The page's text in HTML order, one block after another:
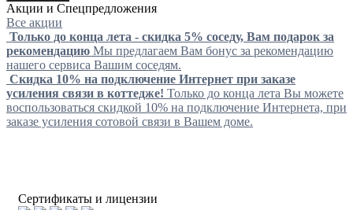
Акции и Спецпредложения
Все акции
Только до конца лета - скидка 5% соседу, Вам подарок за
рекомендацию Мы предлагаем Вам бонус за рекомендацию
нашего сервиса Вашим соседям.
Скидка 10% на подключение Интернет при заказе
усиления связи в коттедже! Только до конца лета Вы можете
воспользоваться скидкой 10% на подключение Интернета, при
заказе усиления сотовой связи в Вашем доме.
Cертификаты и лицензии